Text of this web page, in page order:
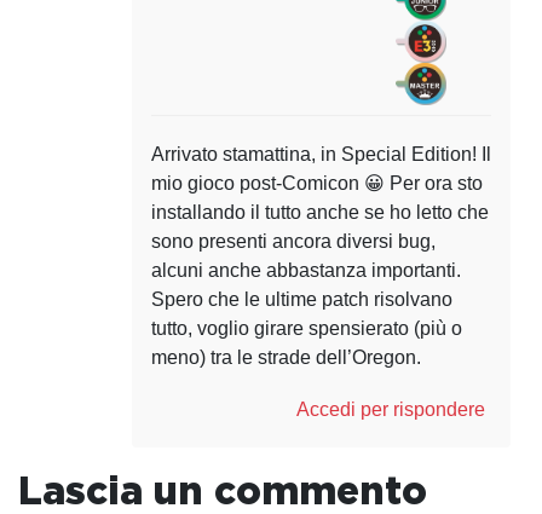
Arrivato stamattina, in Special Edition! Il
mio gioco post-Comicon 😀 Per ora sto
installando il tutto anche se ho letto che
sono presenti ancora diversi bug,
alcuni anche abbastanza importanti.
Spero che le ultime patch risolvano
tutto, voglio girare spensierato (più o
meno) tra le strade dell’Oregon.
Accedi per rispondere
Lascia un commento